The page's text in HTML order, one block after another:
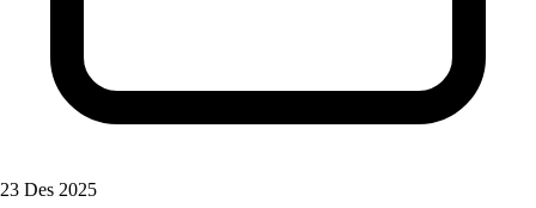
23 Des 2025